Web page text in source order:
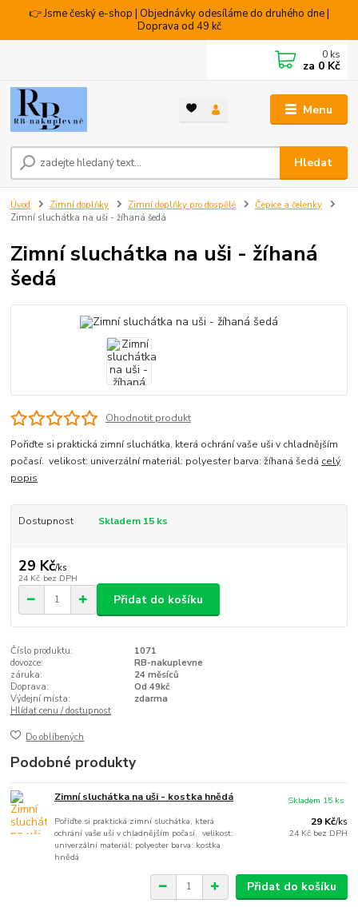
👉 Jsme český e-shop | Objednávky odesíláme do druhého dne |
Doprava od 49 kč
Menu
Hledat
0 ks
za 0 Kč
Úvod Zimní doplňky Zimní doplňky pro dospělé
Čepice a čelenky
Zimní sluchátka na uši - žíhaná šedá
Zimní sluchátka na uši - žíhaná
šedá
Ohodnotit produkt
Pořiďte si praktická zimní sluchátka, která ochrání vaše uši v chladnějším
počasí. velikost: univerzální materiál: polyester barva: žíhaná šedá celý
popis
Dostupnost Skladem 15 ks
29 Kč/ks
24 Kč bez DPH
Přidat do košíku
Číslo produktu:
1071
dovozce:
RB-nakuplevne
záruka:
24 měsíců
Doprava:
Od 49kč
Výdejní místa:
zdarma
Hlídat cenu / dostupnost
Do oblíbených
Podobné produkty
Zimní sluchátka na uši - kostka hnědá
Pořiďte si praktická zimní sluchátka, která
ochrání vaše uši v chladnějším počasí. velikost:
univerzální materiál: polyester barva: kostka
hnědá
29 Kč/ks
24 Kč bez DPH
Skladem 15 ks
Přidat do košíku